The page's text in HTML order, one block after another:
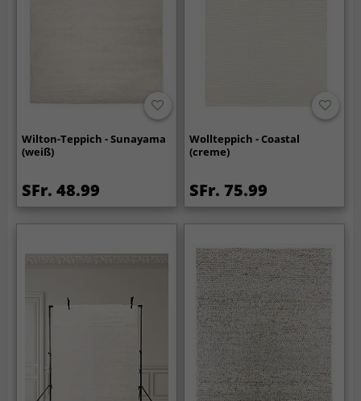
Wilton-Teppich - Sunayama
(weiß)
SFr. 48.99
Wollteppich - Coastal
(creme)
SFr. 75.99